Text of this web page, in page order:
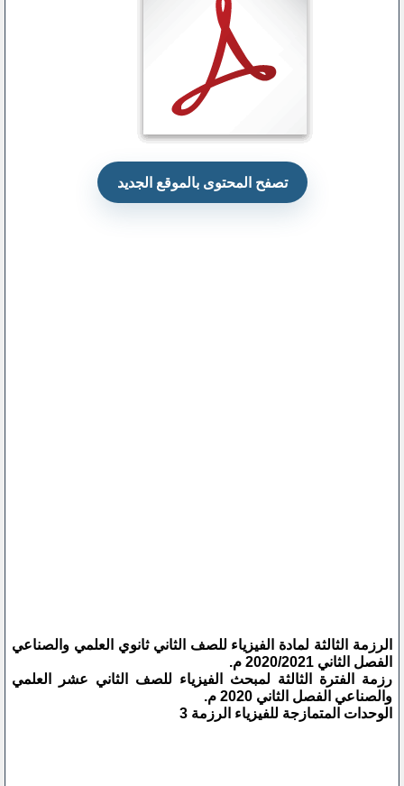
تصفح المحتوى بالموقع الجديد
الرزمة الثالثة لمادة الفيزياء للصف الثاني ثانوي العلمي والصناعي
الفصل الثاني 2020/2021 م.
رزمة الفترة الثالثة لمبحث الفيزياء للصف الثاني عشر العلمي
والصناعي الفصل الثاني 2020 م.
الوحدات المتمازجة للفيزياء الرزمة 3